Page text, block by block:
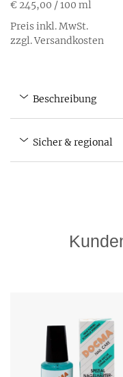
€ 245,00 / 100 ml
Preis inkl. MwSt.
zzgl. Versandkosten
Beschreibung
Sicher & regional